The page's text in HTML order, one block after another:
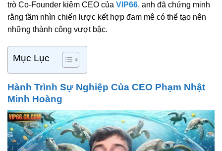
trò Co-Founder kiêm CEO của VIP66, anh đã chứng minh
rằng tầm nhìn chiến lược kết hợp đam mê có thể tạo nên
những thành công vượt bậc.
Mục Lục
Hành Trình Sự Nghiệp Của CEO Phạm Nhật
Minh Hoàng